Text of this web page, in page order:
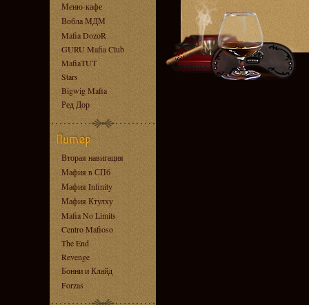
Меню-кафе
Вобла МДМ
Mafia DozoR
GURU Mafia Club
MafiaTUT
Stars
Bigwig Mafia
Ред Дор
Вторая навигация
Мафия в СПб
Мафия Infinity
Мафия Ктулху
Mafia No Limits
Centro Mafioso
The End
Revenge
Бонни и Клайд
Forzas